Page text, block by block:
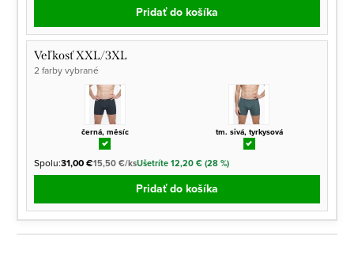
Pridať do košíka
Veľkosť XXL/3XL
2 farby vybrané
černá, měsíc tm. sivá, tyrkysová
Spolu:31,00 €15,50 €/ksUšetríte 12,20 € (28 %)
Pridať do košíka